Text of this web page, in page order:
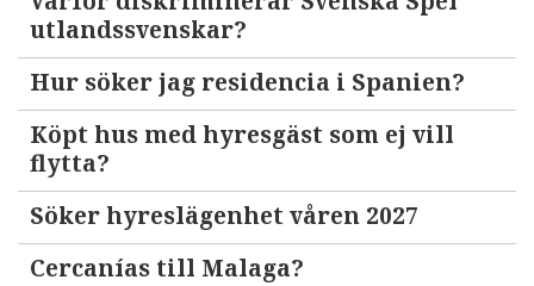
utlandssvenskar?
Hur söker jag residencia i Spanien?
Köpt hus med hyresgäst som ej vill
flytta?
Söker hyreslägenhet våren 2027
Cercanías till Malaga?